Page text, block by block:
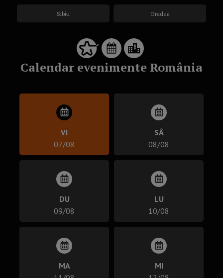
Sibiu Oradea
Calendar evenimente România
VI
07/08
SÂ
08/08
DU
09/08
LU
10/08
MA
MI